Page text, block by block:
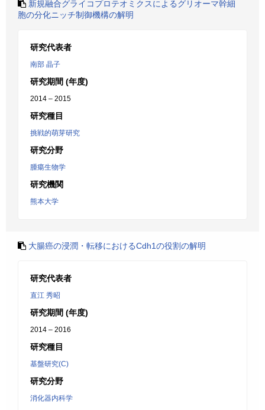
新規融合グライコプロテオミクスによるグリオーマ幹細
胞の分化ニッチ制御機構の解明
研究代表者
南部 晶子
研究期間 (年度)
2014 – 2015
研究種目
挑戦的萌芽研究
研究分野
腫瘍生物学
研究機関
熊本大学
大腸癌の浸潤・転移におけるCdh1の役割の解明
研究代表者
直江 秀昭
研究期間 (年度)
2014 – 2016
研究種目
基盤研究(C)
研究分野
消化器内科学